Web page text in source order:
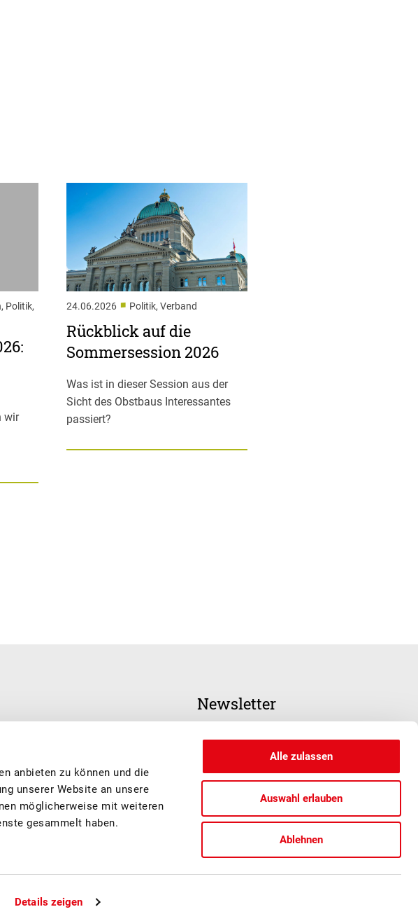
anbieten zu können und die
unserer Website an unsere
möglicherweise mit weiteren
gesammelt haben.
Details zeigen
Alle zulassen
Auswahl erlauben
Ablehnen
Politik,
wir
24.06.2026 ■ Politik, Verband
Rückblick auf die
Sommersession 2026
Was ist in dieser Session aus der
Sicht des Obstbaus Interessantes
passiert?
Newsletter
ANMELDUNG